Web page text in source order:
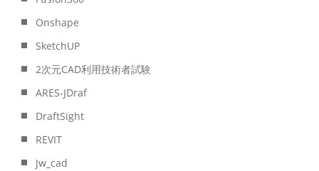
Onshape
SketchUP
2次元CAD利用技術者試験
ARES-JDraf
DraftSight
REVIT
Jw_cad